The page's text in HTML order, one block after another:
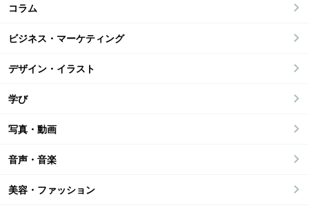
コラム
ビジネス・マーケティング
デザイン・イラスト
学び
写真・動画
音声・音楽
美容・ファッション